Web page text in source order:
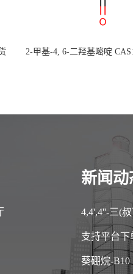
2-甲基-4, 6-二羟基嘧啶 CAS
新闻动
4,4',4''-三(
支持平台下
葵硼烷-B10